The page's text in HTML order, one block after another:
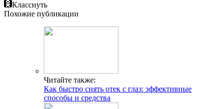
Класснуть
Похожие публикации
Читайте также:
Как быстро снять отек с глаз: эффективные
способы и средства